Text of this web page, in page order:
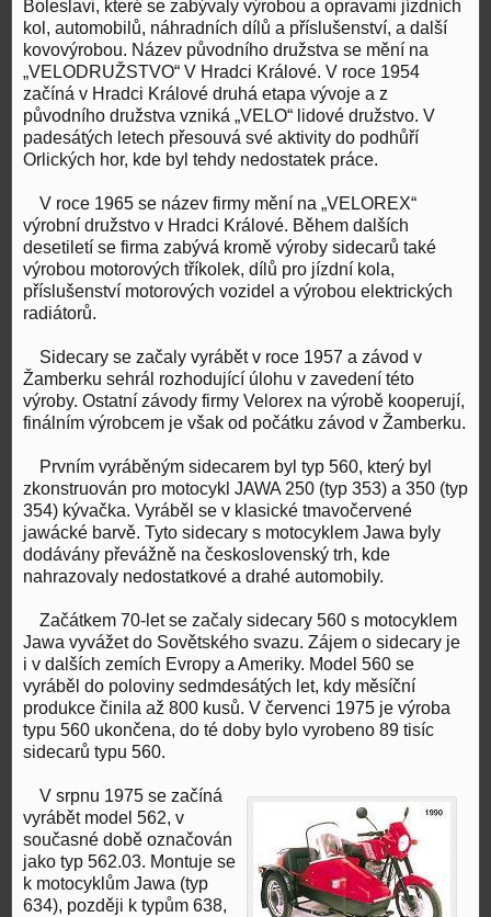
Boleslavi, které se zabývaly výrobou a opravami jízdních
kol, automobilů, náhradních dílů a příslušenství, a další
kovovýrobou. Název původního družstva se mění na
„VELODRUŽSTVO“ V Hradci Králové. V roce 1954
začíná v Hradci Králové druhá etapa vývoje a z
původního družstva vzniká „VELO“ lidové družstvo. V
padesátých letech přesouvá své aktivity do podhůří
Orlických hor, kde byl tehdy nedostatek práce.
V roce 1965 se název firmy mění na „VELOREX“
výrobní družstvo v Hradci Králové. Během dalších
desetiletí se firma zabývá kromě výroby sidecarů také
výrobou motorových tříkolek, dílů pro jízdní kola,
příslušenství motorových vozidel a výrobou elektrických
radiátorů.
Sidecary se začaly vyrábět v roce 1957 a závod v
Žamberku sehrál rozhodující úlohu v zavedení této
výroby. Ostatní závody firmy Velorex na výrobě kooperují,
finálním výrobcem je však od počátku závod v Žamberku.
Prvním vyráběným sidecarem byl typ 560, který byl
zkonstruován pro motocykl JAWA 250 (typ 353) a 350 (typ
354) kývačka. Vyráběl se v klasické tmavočervené
jawácké barvě. Tyto sidecary s motocyklem Jawa byly
dodávány převážně na československý trh, kde
nahrazovaly nedostatkové a drahé automobily.
Začátkem 70-let se začaly sidecary 560 s motocyklem
Jawa vyvážet do Sovětského svazu. Zájem o sidecary je
i v dalších zemích Evropy a Ameriky. Model 560 se
vyráběl do poloviny sedmdesátých let, kdy měsíční
produkce činila až 800 kusů. V červenci 1975 je výroba
typu 560 ukončena, do té doby bylo vyrobeno 89 tisíc
sidecarů typu 560.
V srpnu 1975 se začíná
vyrábět model 562, v
současné době označován
jako typ 562.03. Montuje se
k motocyklům Jawa (typ
634), později k typům 638,